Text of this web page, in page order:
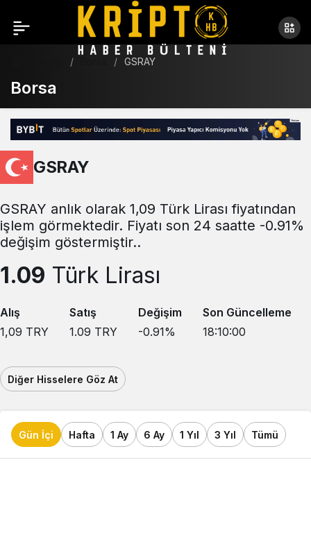
GSRAY
Borsa
GSRAY
GSRAY anlık olarak 1,09 Türk Lirası fiyatından
işlem görmektedir. Fiyatı son 24 saatte -0.91%
değişim göstermiştir..
1.09 Türk Lirası
Alış
1,09 TRY
Satış
1.09 TRY
Değişim
-0.91%
Son Güncelleme
18:10:00
Diğer Hisselere Göz At
Gün İçi Hafta 1 Ay 6 Ay 1 Yıl 3 Yıl Tümü